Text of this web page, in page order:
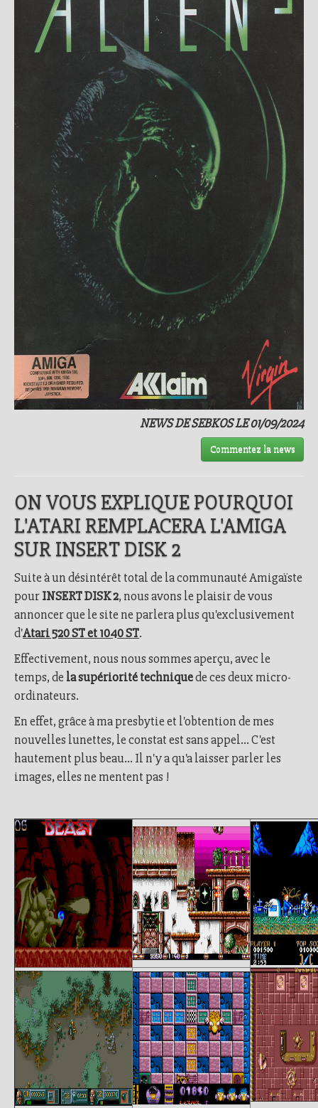
NEWS DE SEBKOS LE 01/09/2024
Commentez la news
ON VOUS EXPLIQUE POURQUOI
L'ATARI REMPLACERA L'AMIGA
SUR INSERT DISK 2
Suite à un désintérêt total de la communauté Amigaïste
pourINSERT DISK 2, nous avons le plaisir de vous
annoncer que le site ne parlera plus qu'exclusivement
d'Atari 520 ST et 1040 ST.
Effectivement, nous nous sommes aperçu, avec le
temps, de la supériorité techniquede ces deux micro-
ordinateurs.
En effet, grâce à ma presbytie et l'obtention de mes
nouvelles lunettes, le constat est sans appel... C'est
hautement plus beau... Il n'y a qu'a laisser parler les
images, elles ne mentent pas !